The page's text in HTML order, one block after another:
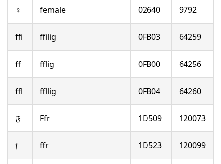
♀ female 02640 9792
ﬃ ffilig 0FB03 64259
ﬀ fflig 0FB00 64256
ﬄ ffllig 0FB04 64260
𝔉 Ffr 1D509 120073
𝔣 ffr 1D523 120099